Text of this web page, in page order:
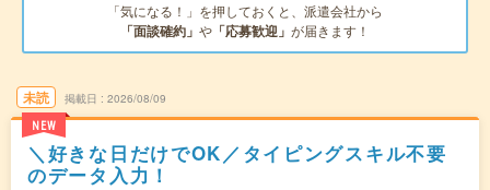
「気になる！」を押しておくと、派遣会社から
「面談確約」 や 「応募歓迎」 が届きます！
未読
NEW
掲載日 2026/08/09
＼好きな日だけでOK／タイピングスキル不要
のデータ入力！